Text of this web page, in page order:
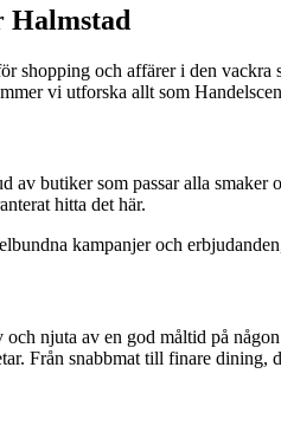
Halmstad
shopping och affärer i den
vi utforska allt som
av butiker som passar alla
hitta det här.
kampanjer och
njuta av en god måltid på
Från snabbmat till finare dining,